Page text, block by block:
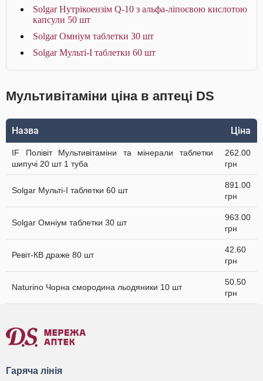
Solgar Нутрікоензім Q-10 з альфа-ліпоєвою кислотою
капсули 50 шт
Solgar Омніум таблетки 30 шт
Solgar Мульті-I таблетки 60 шт
Мультивітаміни ціна в аптеці DS
Назва Ціна
IF Полівіт Мультивітаміни та мінерали таблетки
шипучі 20 шт 1 туба
262.00
грн
Solgar Мульті-I таблетки 60 шт
891.00
грн
Solgar Омніум таблетки 30 шт
963.00
грн
Ревіт-КВ драже 80 шт
42.60
грн
Naturino Чорна смородина льодяники 10 шт
50.50
грн
Гаряча лінія